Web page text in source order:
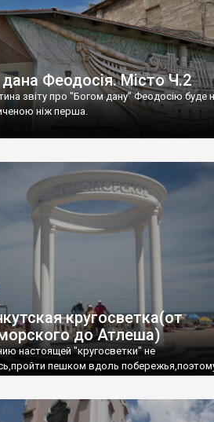
Феодосія. Місто Ч.2
звіту про "Богом дану" Феодосію буде
ніж перша.
кругосветка(от
до Атлеша)
настоящей "кругосветки" не
пешком вдоль